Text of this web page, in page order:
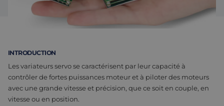
Conception et prototypage
Environnements difficiles
Nous Contacter
À propos de nous
Travailler chez Eltrex
INTRODUCTION
Les variateurs servo se caractérisent par leur capacité à
contrôler de fortes puissances moteur et à piloter des moteurs
avec une grande vitesse et précision, que ce soit en couple, en
vitesse ou en position.